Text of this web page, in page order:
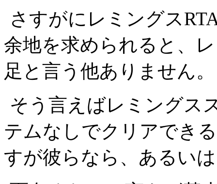
さすがにレミングス
余地を求められると、
足と言う他ありません。
そう言えばレミングス
テムなしでクリアでき
すが彼らなら、あるい